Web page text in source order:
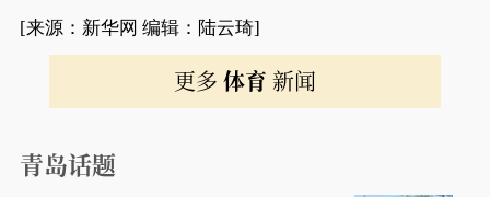
[来源：新华网 编辑：陆云琦]
更多 体育 新闻
青岛话题